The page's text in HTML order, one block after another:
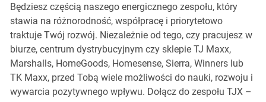
Będziesz częścią naszego energicznego zespołu, który
stawia na różnorodność, współpracę i priorytetowo
traktuje Twój rozwój. Niezależnie od tego, czy pracujesz w
biurze, centrum dystrybucyjnym czy sklepie TJ Maxx,
Marshalls, HomeGoods, Homesense, Sierra, Winners lub
TK Maxx, przed Tobą wiele możliwości do nauki, rozwoju i
wywarcia pozytywnego wpływu. Dołącz do zespołu TJX –